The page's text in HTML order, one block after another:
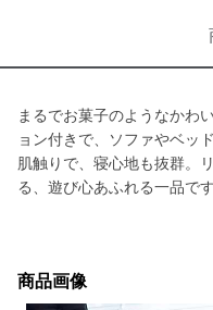
まるでお菓子のようなかわ
ョン付きで、ソファやベッ
肌触りで、寝心地も抜群。
る、遊び心あふれる一品です
商品画像